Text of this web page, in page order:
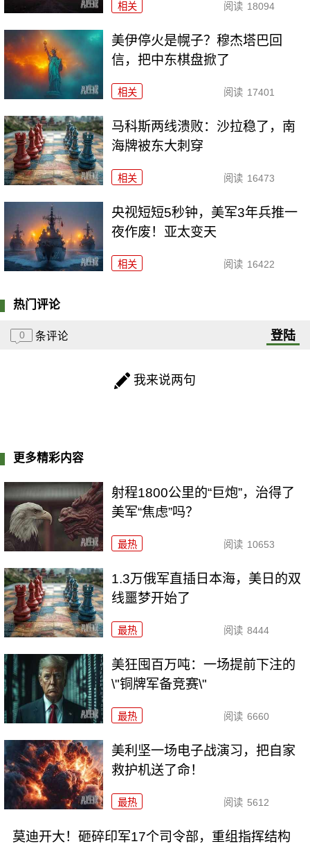
相关 阅读 18094
美伊停火是幌子？穆杰塔巴回
信，把中东棋盘掀了
相关 阅读 17401
马科斯两线溃败：沙拉稳了，南
海牌被东大刺穿
相关 阅读 16473
央视短短5秒钟，美军3年兵推一
夜作废！亚太变天
相关 阅读 16422
热门评论
0 条评论 登陆
我来说两句
更多精彩内容
射程1800公里的“巨炮”，治得了
美军“焦虑”吗？
最热 阅读 10653
1.3万俄军直插日本海，美日的双
线噩梦开始了
最热 阅读 8444
美狂囤百万吨：一场提前下注的
\"铜牌军备竞赛\"
最热 阅读 6660
美利坚一场电子战演习，把自家
救护机送了命！
最热 阅读 5612
莫迪开大！砸碎印军17个司令部，重组指挥结构